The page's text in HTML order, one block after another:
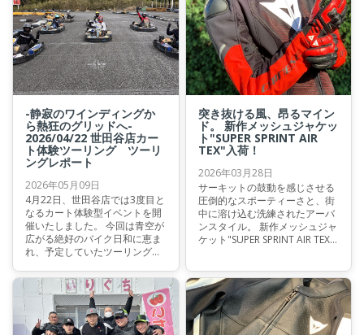
が“SUPERYA SHOES” 大人気につ
き暫く入荷待ちが続いておりま
したが、待望の再入荷をいたし
ました。
-静寂のワインディングか
ら熱狂のグリッドへ-
2026/04/22 世田谷店カー
ト体験ツーリング ツーリ
ングレポート
2026年05月09日
4月22日、世田谷店では3度目と
なるカート体験型イベントを開
催いたしました。 今回は青空が
広がる絶好のバイク日和に恵ま
れ、予定していたツーリングパ
とができました。
突き抜ける風、昂るマイン
ド。 新作メッシュジャケッ
ト"SUPER SPRINT AIR
TEX"入荷！
2026年03月28日
サーキットの鼓動を感じさせる
圧倒的なスポーティーさと、街
中に溶け込む洗練されたアーバ
ンスタイル。 新作メッシュジャ
ケット"SUPER SPRINT AIR TEX
させた一着です。